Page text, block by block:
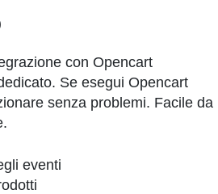
con Opencart
Se esegui Opencart
senza problemi. Facile da
eventi